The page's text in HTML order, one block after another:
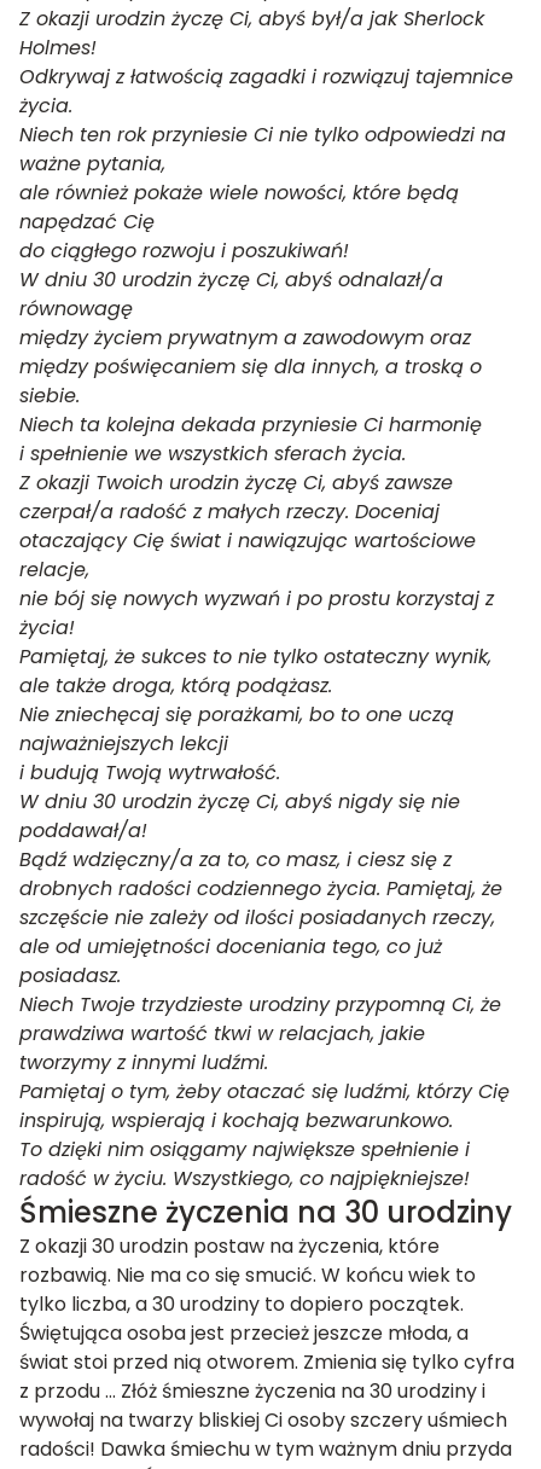
Z okazji urodzin życzę Ci, abyś był/a jak Sherlock
Holmes!
Odkrywaj z łatwością zagadki i rozwiązuj tajemnice
życia.
Niech ten rok przyniesie Ci nie tylko odpowiedzi na
ważne pytania,
ale również pokaże wiele nowości, które będą
napędzać Cię
do ciągłego rozwoju i poszukiwań!
W dniu 30 urodzin życzę Ci, abyś odnalazł/a
równowagę
między życiem prywatnym a zawodowym oraz
między poświęcaniem się dla innych, a troską o
siebie.
Niech ta kolejna dekada przyniesie Ci harmonię
i spełnienie we wszystkich sferach życia.
Z okazji Twoich urodzin życzę Ci, abyś zawsze
czerpał/a radość z małych rzeczy. Doceniaj
otaczający Cię świat i nawiązując wartościowe
relacje,
nie bój się nowych wyzwań i po prostu korzystaj z
życia!
Pamiętaj, że sukces to nie tylko ostateczny wynik,
ale także droga, którą podążasz.
Nie zniechęcaj się porażkami, bo to one uczą
najważniejszych lekcji
i budują Twoją wytrwałość.
W dniu 30 urodzin życzę Ci, abyś nigdy się nie
poddawał/a!
Bądź wdzięczny/a za to, co masz, i ciesz się z
drobnych radości codziennego życia. Pamiętaj, że
szczęście nie zależy od ilości posiadanych rzeczy,
ale od umiejętności doceniania tego, co już
posiadasz.
Niech Twoje trzydzieste urodziny przypomną Ci, że
prawdziwa wartość tkwi w relacjach, jakie
tworzymy z innymi ludźmi.
Pamiętaj o tym, żeby otaczać się ludźmi, którzy Cię
inspirują, wspierają i kochają bezwarunkowo.
To dzięki nim osiągamy największe spełnienie i
radość w życiu. Wszystkiego, co najpiękniejsze!
Śmieszne życzenia na 30 urodziny
Z okazji 30 urodzin postaw na życzenia, które
rozbawią. Nie ma co się smucić. W końcu wiek to
tylko liczba, a 30 urodziny to dopiero początek.
Świętująca osoba jest przecież jeszcze młoda, a
świat stoi przed nią otworem. Zmienia się tylko cyfra
z przodu … Złóż śmieszne życzenia na 30 urodziny i
wywołaj na twarzy bliskiej Ci osoby szczery uśmiech
radości! Dawka śmiechu w tym ważnym dniu przyda